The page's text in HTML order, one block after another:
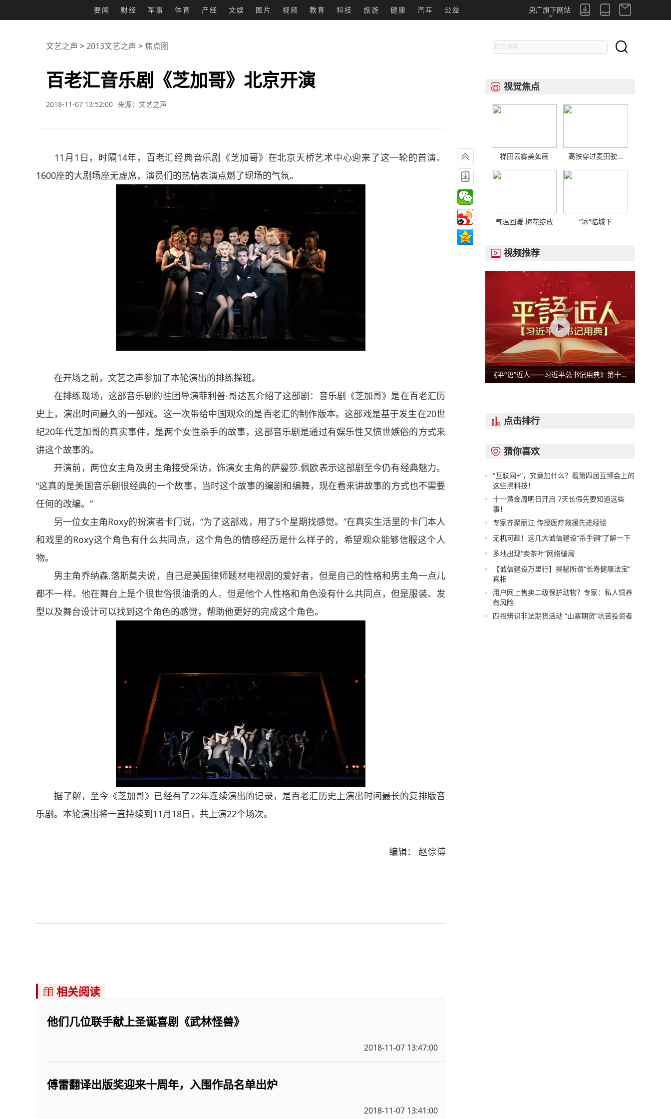
要闻 财经 军事 体育 产经 文娱 图片 视频 教育 科技 旅游 健康 汽车 公益 


央广旗下网站
文艺之声 >2013文艺之声 >焦点图
百老汇音乐剧《芝加哥》北京开演
2018-11-07 13:52:00 来源：文艺之声
11月1日，时隔14年，百老汇经典音乐剧《芝加哥》在北京天桥艺术中心迎来了这一轮的首演。
1600座的大剧场座无虚席，演员们的热情表演点燃了现场的气氛。
在开场之前，文艺之声参加了本轮演出的排练探班。
在排练现场，这部音乐剧的驻团导演菲利普·哥达瓦介绍了这部剧：音乐剧《芝加哥》是在百老汇历
史上，演出时间最久的一部戏。这一次带给中国观众的是百老汇的制作版本。这部戏是基于发生在20世
纪20年代芝加哥的真实事件，是两个女性杀手的故事，这部音乐剧是通过有娱乐性又愤世嫉俗的方式来
讲这个故事的。
开演前，两位女主角及男主角接受采访，饰演女主角的萨曼莎.佩欧表示这部剧至今仍有经典魅力。
“这真的是美国音乐剧很经典的一个故事，当时这个故事的编剧和编舞，现在看来讲故事的方式也不需要
任何的改编。”
另一位女主角Roxy的扮演者卡门说，“为了这部戏，用了5个星期找感觉。”在真实生活里的卡门本人
和戏里的Roxy这个角色有什么共同点，这个角色的情感经历是什么样子的，希望观众能够信服这个人
物。
男主角乔纳森.落斯莫夫说，自己是美国律师题材电视剧的爱好者，但是自己的性格和男主角一点儿
都不一样。他在舞台上是个很世俗很油滑的人。但是他个人性格和角色没有什么共同点，但是服装、发
型以及舞台设计可以找到这个角色的感觉，帮助他更好的完成这个角色。
据了解，至今《芝加哥》已经有了22年连续演出的记录，是百老汇历史上演出时间最长的复排版音
乐剧。本轮演出将一直持续到11月18日，共上演22个场次。
编辑： 赵倧博


 相关阅读
他们几位联手献上圣诞喜剧《武林怪兽》
2018-11-07 13:47:00
傅雷翻译出版奖迎来十周年，入围作品名单出炉
2018-11-07 13:41:00

 视觉焦点
梯田云雾美如画 高铁穿过麦田驶...
气温回暖 梅花绽放 “冰”临城下
 视频推荐
《平“语”近人——习近平总书记用典》第十一集：咬定青山不放松
 点击排行
 猜你喜欢
“互联网+”，究竟加什么？看第四届互博会上的
这些黑科技！
十一黄金周明日开启 7天长假先要知道这些
事！
专家齐聚丽江 传授医疗救援先进经验
无机可趁！这几大诚信建设“杀手锏”了解一下
多地出现“卖茶叶”网络骗局
【诚信建设万里行】揭秘所谓“长寿健康法宝”
真相
用户网上售卖二级保护动物？专家：私人饲养
有风险
四招辨识非法期货活动 “山寨期货”坑苦投资者